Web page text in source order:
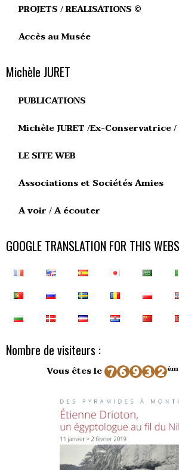
PROJETS / REALISATIONS ©
Accès au Musée
Michèle JURET
PUBLICATIONS
Michèle JURET /Ex-Conservatrice
LE SITE WEB
Associations et Sociétés Amies
A voir / A écouter
GOOGLE TRANSLATION FOR THIS
Nombre de visiteurs :
Vous êtes le